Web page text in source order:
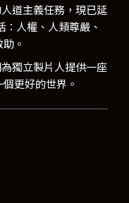
道主義任務，現已延
人權、人類尊嚴、
。
獨立製片人提供一座
更好的世界。